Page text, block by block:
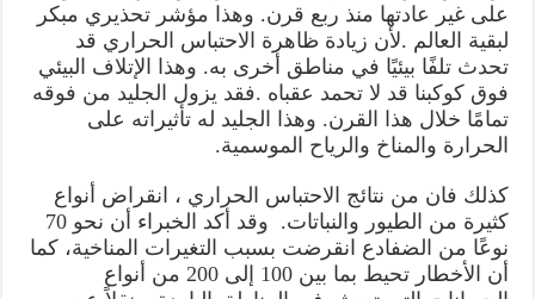
على غير عادتها منذ ربع قرن. وهذا مؤشر تحذيري مبكر
لبقية العالم .لأن زيادة ظاهرة الاحتباس الحراري قد
تحدث تلفًا بيئيًا في مناطق أخرى به. وهذا الإتلاف البيئي
فوق كوكبنا قد لا تحمد عقباه .فقد يزول الجليد من فوقه
تمامًا خلال هذا القرن. وهذا الجليد له تأثيراته على
الحرارة والمناخ والرياح الموسمية.
كذلك فان من نتائج الاحتباس الحراري ، انقراض أنواع
كثيرة من الطيور والنباتات. ‏ وقد أكد الخبراء أن نحو 70
نوعًا من الضفادع انقرضت بسبب التغيرات المناخية، كما
أن الأخطار تحيط بما بين 100 إلى 200 من أنواع